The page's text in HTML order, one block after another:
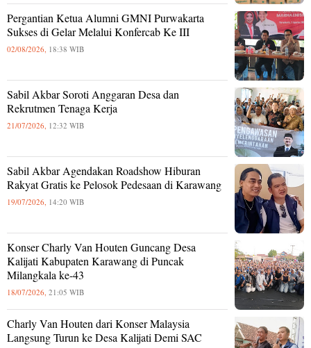
Pergantian Ketua Alumni GMNI Purwakarta
Sukses di Gelar Melalui Konfercab Ke III
02/08/2026, 18:38 WIB
Sabil Akbar Soroti Anggaran Desa dan
Rekrutmen Tenaga Kerja
21/07/2026, 12:32 WIB
Sabil Akbar Agendakan Roadshow Hiburan
Rakyat Gratis ke Pelosok Pedesaan di Karawang
19/07/2026, 14:20 WIB
Konser Charly Van Houten Guncang Desa
Kalijati Kabupaten Karawang di Puncak
Milangkala ke-43
18/07/2026, 21:05 WIB
Charly Van Houten dari Konser Malaysia
Langsung Turun ke Desa Kalijati Demi SAC